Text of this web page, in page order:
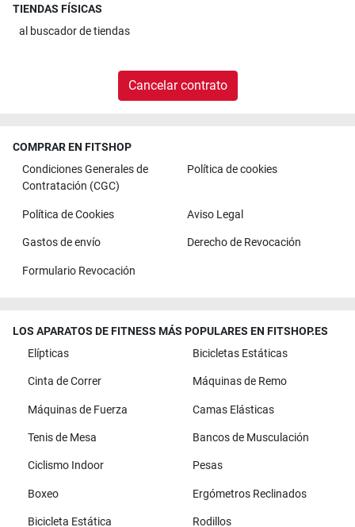
TIENDAS FÍSICAS
al buscador de tiendas
Cancelar contrato
COMPRAR EN FITSHOP
Condiciones Generales de
Contratación (CGC)
Política de cookies
Política de Cookies Aviso Legal
Gastos de envío Derecho de Revocación
Formulario Revocación
LOS APARATOS DE FITNESS MÁS POPULARES EN FITSHOP.ES
Elípticas
Bicicletas Estáticas
Cinta de Correr Máquinas de Remo
Máquinas de Fuerza Camas Elásticas
Tenis de Mesa Bancos de Musculación
Ciclismo Indoor Pesas
Boxeo Ergómetros Reclinados
Bicicleta Estática Rodillos